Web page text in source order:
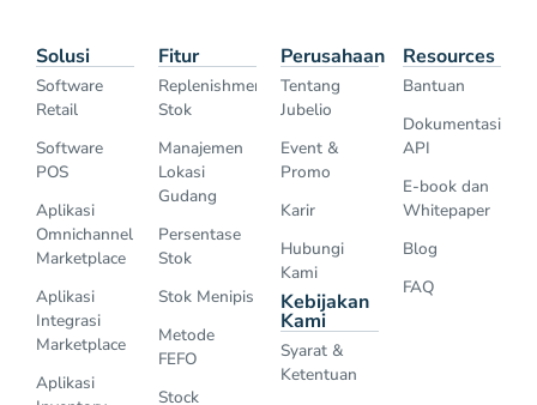
Solusi
Software
Retail
Software
POS
Aplikasi
Omnichannel
Marketplace
Aplikasi
Integrasi
Marketplace
Aplikasi
Fitur
Replenishment
Stok
Manajemen
Lokasi
Gudang
Persentase
Stok
Stok Menipis
Metode
FEFO
Stock
Perusahaan
Tentang
Jubelio
Event &
Promo
Karir
Hubungi
Kami
Kebijakan
Kami
Syarat &
Ketentuan
Resources
Bantuan
Dokumentasi
API
E-book dan
Whitepaper
Blog
FAQ